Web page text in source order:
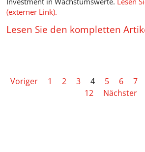
(externer Link).
Lesen Sie den kompletten
Voriger 1 2 3 4 5 6 7
12
Nächster